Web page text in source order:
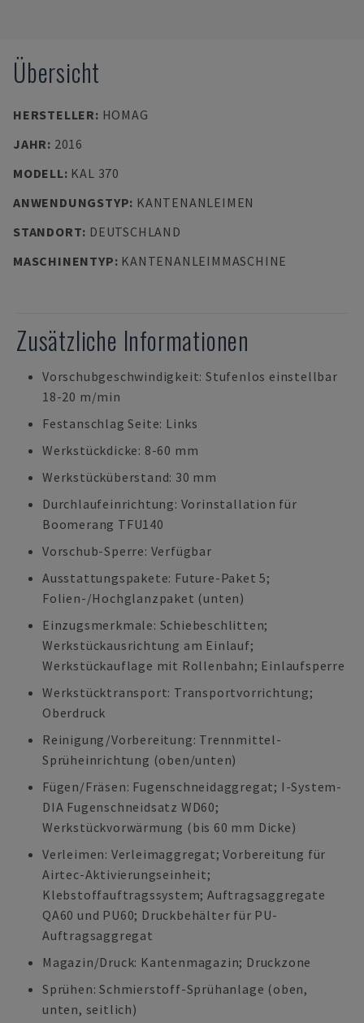
Übersicht
HERSTELLER: HOMAG
JAHR: 2016
MODELL: KAL 370
ANWENDUNGSTYP: KANTENANLEIMEN
STANDORT: DEUTSCHLAND
MASCHINENTYP: KANTENANLEIMMASCHINE
Zusätzliche Informationen
Vorschubgeschwindigkeit: Stufenlos einstellbar
18-20 m/min
Festanschlag Seite: Links
Werkstückdicke: 8-60 mm
Werkstücküberstand: 30 mm
Durchlaufeinrichtung: Vorinstallation für
Boomerang TFU140
Vorschub-Sperre: Verfügbar
Ausstattungspakete: Future-Paket 5;
Folien-/Hochglanzpaket (unten)
Einzugsmerkmale: Schiebeschlitten;
Werkstückausrichtung am Einlauf;
Werkstückauflage mit Rollenbahn; Einlaufsperre
Werkstücktransport: Transportvorrichtung;
Oberdruck
Reinigung/Vorbereitung: Trennmittel-
Sprüheinrichtung (oben/unten)
Fügen/Fräsen: Fugenschneidaggregat; I-System-
DIA Fugenschneidsatz WD60;
Werkstückvorwärmung (bis 60 mm Dicke)
Verleimen: Verleimaggregat; Vorbereitung für
Airtec-Aktivierungseinheit;
Klebstoffauftragssystem; Auftragsaggregate
QA60 und PU60; Druckbehälter für PU-
Auftragsaggregat
Magazin/Druck: Kantenmagazin; Druckzone
Sprühen: Schmierstoff-Sprühanlage (oben,
unten, seitlich)